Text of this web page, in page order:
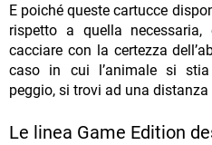
E poiché queste cartucce
rispetto a quella
cacciare con la certezza
caso in cui l’animale si stia
peggio, si trovi ad una
Le linea Game Edition